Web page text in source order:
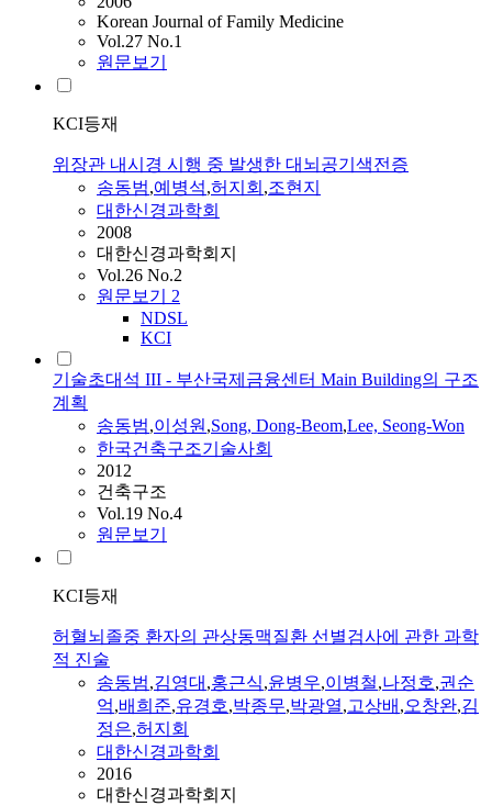
Korean Journal of Family Medicine
Vol.27 No.1
원문보기
KCI등재
위장관 내시경 시행 중 발생한 대뇌공기색전증
송동범,예병석,허지회 ,조현지
대한신경과학회
2008
대한신경과학회지
Vol.26 No.2
원문보기 2
NDSL
KCI
기술초대석 III - 부산국제금융센터 Main Building의 구조
계획
송동범,이성원,Song, Dong-Beom,Lee, Seong-Won
한국건축구조기술사회
2012
건축구조
Vol.19 No.4
원문보기
KCI등재
허혈뇌졸중 환자의 관상동맥질환 선별검사에 관한 과학
적 진술
송동범,김영대 ,홍근식,윤병우,이병철,나정호,권순
억,배희준,유경호,박종무,박광열,고상배 ,오창완,김
정은,허지회
대한신경과학회
2016
대한신경과학회지